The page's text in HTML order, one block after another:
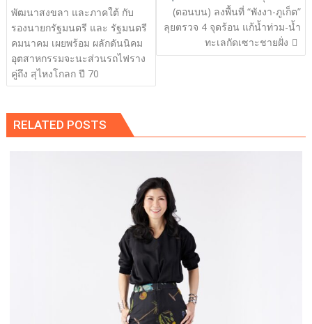
เรื่อง
พัฒนาสงขลา และภาคใต้ กับ
รองนายกรัฐมนตรี และ รัฐมนตรี
คมนาคม เผยพร้อม ผลักดันนิคม
อุตสาหกรรมจะนะส่วนรถไฟราง
คู่ถึง สุไหงโกลก ปี 70
(ตอนบน) ลงพื้นที่ “พังงา-ภูเก็ต”
ลุยตรวจ 4 จุดร้อน แก้น้ำท่วม-น้ำ
ทะเลกัดเซาะชายฝั่ง
RELATED POSTS